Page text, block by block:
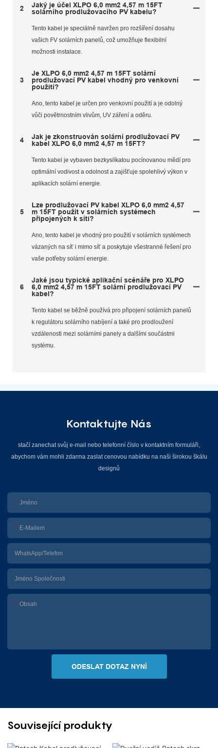
2
Jaký je účel XLPO 6,0 mm2 4,57 m 15FT
solárního prodlužovacího PV kabelu?
Tento kabel je speciálně navržen pro rozšíření dosahu
vašich FV solárních panelů, což umožňuje flexibilní
možnosti instalace.
3
Je XLPO 6,0 mm2 4,57 m 15FT solární
prodlužovací PV kabel vhodný pro venkovní
použití?
Ano, tento kabel je určen pro venkovní použití a je odolný
vůči povětrnostním vlivům, UV záření a oděru.
4
Jak je zkonstruován solární prodlužovací PV
kabel XLPO 6,0 mm2 4,57 m 15FT?
Tento kabel je vybaven bezkyslíkatou pocínovanou mědí pro
optimální vodivost a odolnost a zajišťuje spolehlivý výkon v
aplikacích solární energie.
5
Lze prodlužovací PV kabel XLPO 6,0 mm2 4,57
m 15FT použít v solárních systémech
připojených k síti?
Ano, tento kabel je vhodný pro použití v solárních systémech
vázaných na síť i mimo síť a poskytuje všestranné řešení pro
vaše potřeby solární energie.
6
Jaké jsou typické aplikační scénáře pro XLPO
6,0 mm2 4,57 m 15FT solární prodlužovací PV
kabel?
Tento kabel se běžně používá pro připojení solárních panelů
k regulátoru solárního nabíjení a také pro prodloužení
vzdálenosti mezi solárními panely a dalšími součástmi
systému.
Kontaktujte Nás
stačí zanechat svůj e-mail nebo telefonní číslo v kontaktním formuláři,
abychom vám mohli zdarma zaslat cenovou nabídku na naši širokou škálu
designů
Jméno
E-Mailem
WhatsApp/telefon
Jméno Společnosti
Obsah
ODESLAT DOTAZ NYNÍ
Související produkty